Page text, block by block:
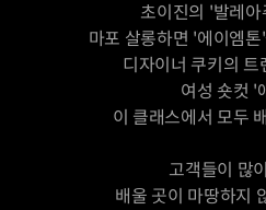
초이진의 '발레
마포 살롱하면 '에이엠
디자이너 쿠키의
여성 숏컷 '
이 클래스에서 모두
고객들이 많
배울 곳이 마땅하지